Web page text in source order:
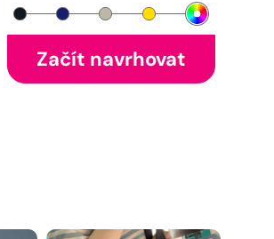
Začít navrhovat